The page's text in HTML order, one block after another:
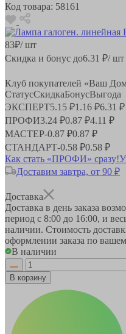
Код товара: 58161
83₽/ шт
Скидка и бонус до6.31 ₽/ шт
Клуб покупателей «Ваш
СтатусСкидкаБонусВыгода
ЭКСПЕРТ5.15 ₽1.16 ₽6.31 ₽
ПРОФИ3.24 ₽0.87 ₽4.11 ₽
МАСТЕР-0.87 ₽0.87 ₽
СТАНДАРТ-0.58 ₽0.58 ₽
Как стать «ПРОФИ» сразу!
Доставим завтра, от 90 ₽
Доставка
Доставка в день заказа
период с 8:00 до 16:00, и
наличии. Стоимость
оформлении заказа по
В наличии
В корзину